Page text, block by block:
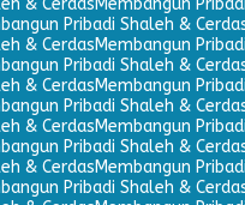
& CerdasMembangun
Pribadi Shaleh &
& CerdasMembangun
Pribadi Shaleh &
& CerdasMembangun
Pribadi Shaleh &
& CerdasMembangun
Pribadi Shaleh &
& CerdasMembangun
Pribadi Shaleh &